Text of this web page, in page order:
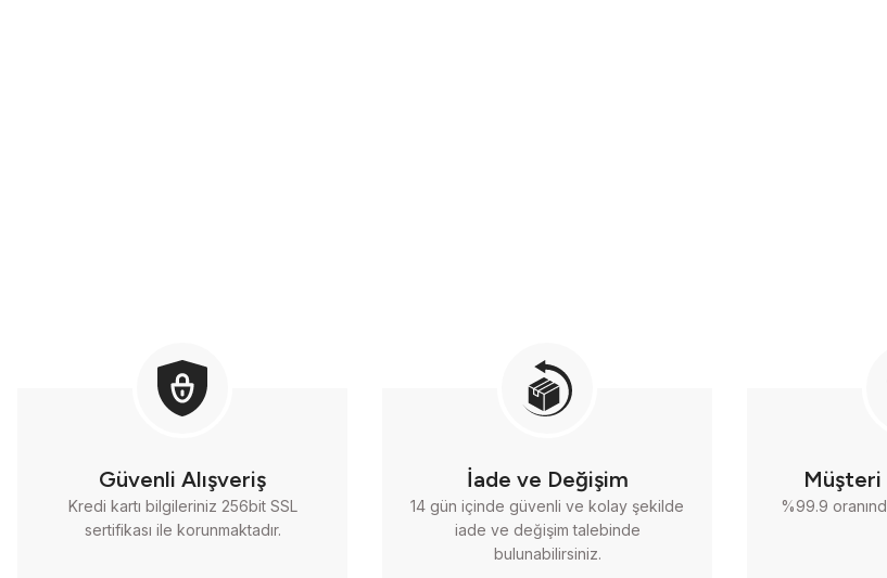
Güvenli Alışveriş
Kredi kartı bilgileriniz 256bit SSL
sertifikası ile korunmaktadır.
İade ve Değişim
14 gün içinde güvenli ve kolay şekilde
iade ve değişim talebinde
bulunabilirsiniz.
%99.9